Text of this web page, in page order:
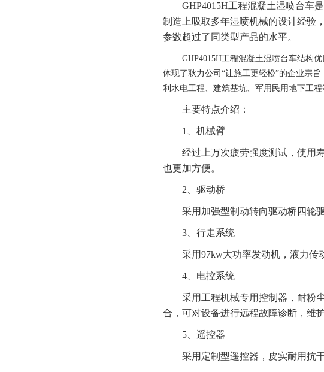
JSY-150矿用搅拌机
SPB8湿式混凝土喷射机
查看更多
GHP4015H工程混凝土湿喷台车
制造上吸取多年湿喷机械的设计经验
参数超过了同类型产品的水平。
GHP4015H工程混凝土湿喷台车结构
体现了耿力公司“让施工更轻松”的企业宗
利水电工程、建筑基坑、军用民用地下工程
主要特点介绍：
1、 机械臂
经过上万次疲劳强度测试，使用
也更加方便。
2、驱动桥
采用加强型制动转向驱动桥四轮
3、 行走系统
采用97kw大功率发动机，液力传
4、电控系统
采用工程机械专用控制器，耐粉
合，可对设备进行远程故障诊断，维
5、 遥控器
采用定制型遥控器，皮实耐用抗